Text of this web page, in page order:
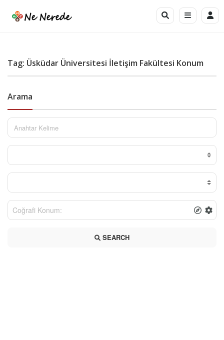
Tag: Üsküdar Üniversitesi İletişim Fakültesi Konum
Arama
SEARCH